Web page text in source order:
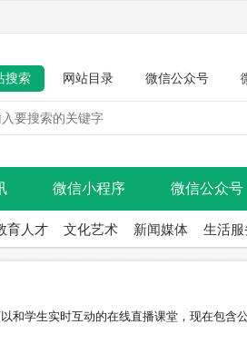
搜索 网站目录 微信公众号
微信小程序 微信公众号
育人才 文化艺术 新闻媒体 生活服
和学生实时互动的在线直播课堂，现在包含